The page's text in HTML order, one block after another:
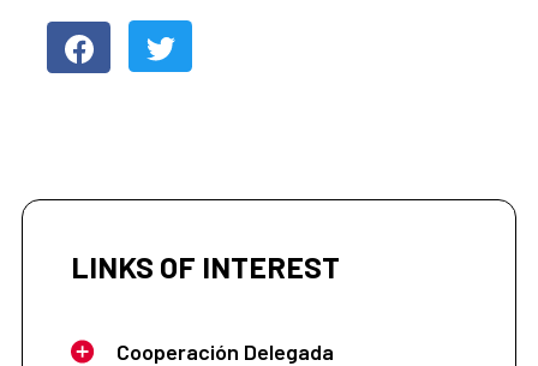
LINKS OF INTEREST
Cooperación Delegada